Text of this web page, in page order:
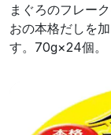
まぐろのフレー
おの本格だしを
す。70g×24個。